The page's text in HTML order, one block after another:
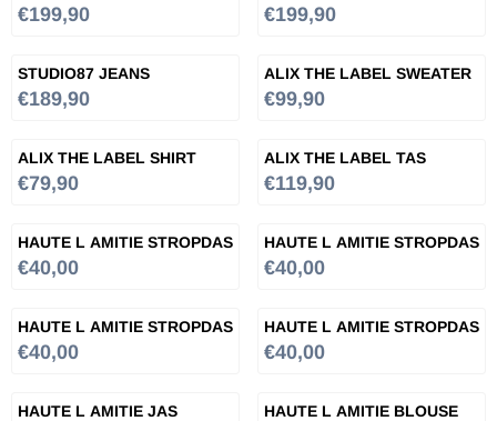
Prijs: 199,90
€199,90
Prijs: 199,90
€199,90
STUDIO87 JEANS
Prijs: 189,90
€189,90
ALIX THE LABEL SWEATER
Prijs: 99,90
€99,90
ALIX THE LABEL SHIRT
Prijs: 79,90
€79,90
ALIX THE LABEL TAS
Prijs: 119,90
€119,90
HAUTE L AMITIE STROPDAS
Prijs: 40,00
€40,00
HAUTE L AMITIE STROPDAS
Prijs: 40,00
€40,00
HAUTE L AMITIE STROPDAS
Prijs: 40,00
€40,00
HAUTE L AMITIE STROPDAS
Prijs: 40,00
€40,00
HAUTE L AMITIE JAS
HAUTE L AMITIE BLOUSE